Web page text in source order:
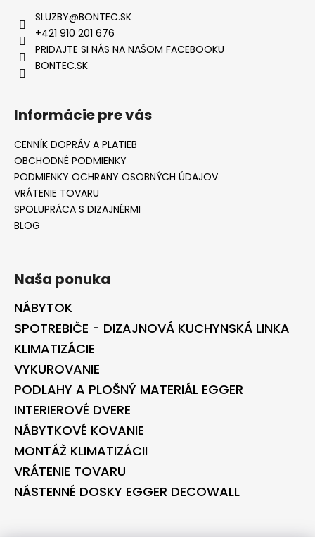
SLUZBY@BONTEC.SK
+421 910 201 676
PRIDAJTE SI NÁS NA NAŠOM FACEBOOKU
BONTEC.SK
Informácie pre vás
CENNÍK DOPRÁV A PLATIEB
OBCHODNÉ PODMIENKY
PODMIENKY OCHRANY OSOBNÝCH ÚDAJOV
VRÁTENIE TOVARU
SPOLUPRÁCA S DIZAJNÉRMI
BLOG
Naša ponuka
NÁBYTOK
SPOTREBIČE - DIZAJNOVÁ KUCHYNSKÁ LINKA
KLIMATIZÁCIE
VYKUROVANIE
PODLAHY A PLOŠNÝ MATERIÁL EGGER
INTERIEROVÉ DVERE
NÁBYTKOVÉ KOVANIE
MONTÁŽ KLIMATIZÁCII
VRÁTENIE TOVARU
NÁSTENNÉ DOSKY EGGER DECOWALL